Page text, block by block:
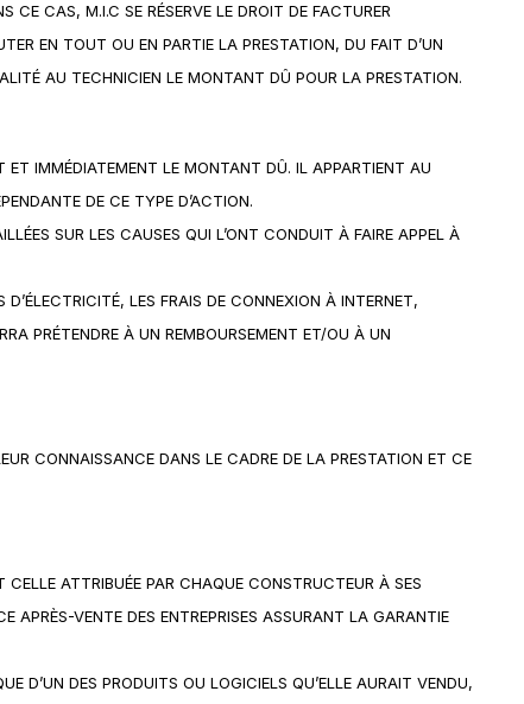
CE CAS, M.I.C SE RÉSERVE LE DROIT DE FACTURER
EN TOUT OU EN PARTIE LA PRESTATION, DU FAIT D’UN
AU TECHNICIEN LE MONTANT DÛ POUR LA PRESTATION.
ET IMMÉDIATEMENT LE MONTANT DÛ. IL APPARTIENT AU
DE CE TYPE D’ACTION.
SUR LES CAUSES QUI L’ONT CONDUIT À FAIRE APPEL À
LES FRAIS DE CONNEXION À INTERNET,
PRÉTENDRE À UN REMBOURSEMENT ET/OU À UN
CONNAISSANCE DANS LE CADRE DE LA PRESTATION ET CE
CELLE ATTRIBUÉE PAR CHAQUE CONSTRUCTEUR À SES
APRÈS-VENTE DES ENTREPRISES ASSURANT LA GARANTIE
D’UN DES PRODUITS OU LOGICIELS QU’ELLE AURAIT VENDU,